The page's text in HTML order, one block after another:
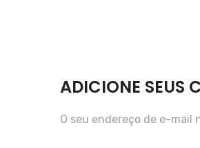
ADICIONE SEUS
O seu endereço de e-mail